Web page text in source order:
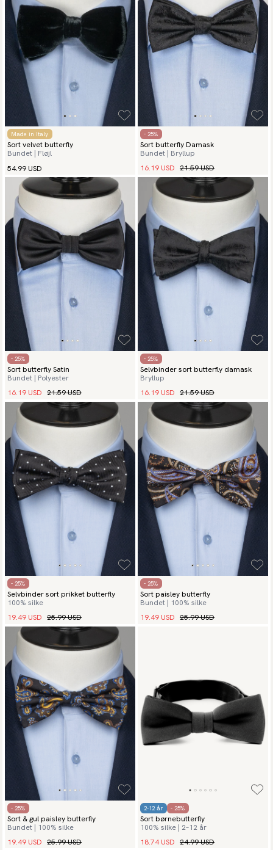
Made in Italy
Sort velvet butterfly
Bundet | Fløjl
54.99 USD
- 25%
Sort butterfly Damask
Bundet | Bryllup
16.19 USD 21.59 USD
- 25%
Sort butterfly Satin
Bundet | Polyester
16.19 USD 21.59 USD
- 25%
Selvbinder sort butterfly damask
Bryllup
16.19 USD 21.59 USD
- 25%
Selvbinder sort prikket butterfly
100% silke
19.49 USD 25.99 USD
- 25%
Sort paisley butterfly
Bundet | 100% silke
19.49 USD 25.99 USD
- 25%
Sort & gul paisley butterfly
Bundet | 100% silke
19.49 USD 25.99 USD
2-12 år - 25%
Sort børnebutterfly
100% silke | 2–12 år
18.74 USD 24.99 USD